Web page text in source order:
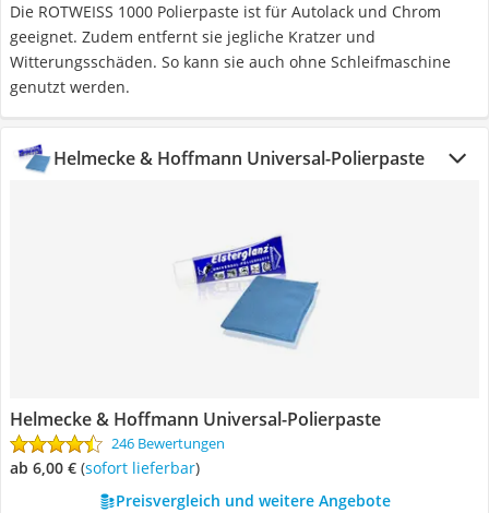
Die ROTWEISS 1000 Polierpaste ist für Autolack und Chrom
geeignet. Zudem entfernt sie jegliche Kratzer und
Witterungsschäden. So kann sie auch ohne Schleifmaschine
genutzt werden.
Helmecke & Hoffmann Universal-Polierpaste
Helmecke & Hoffmann Universal-Polierpaste
246 Bewertungen
ab 6,00 € ( Sofort lieferbar)
Preisvergleich und weitere Angebote